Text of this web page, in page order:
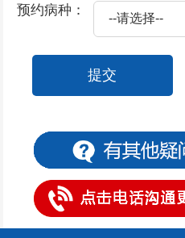
患上了阳痿都有哪些症状表现
包皮一边起疙瘩
包皮一块红斑怎么办
包皮过长有什么危害呢？
包皮不可以用力上翻的原因是什么
预约病种：
提交